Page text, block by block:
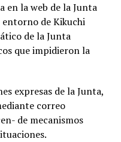
en la web de la Junta
entorno de Kikuchi
de la Junta
que impidieron la
expresas de la Junta,
correo
de mecanismos